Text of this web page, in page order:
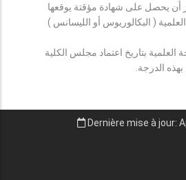
أن يحصل على شهادة مؤقتة يوقعها
العلمية ( البكالوريوس أو الليسانس )
العلمية بتاريخ اعتماد مجلس الكلية
الدرجة.
Dernière mise à jour: